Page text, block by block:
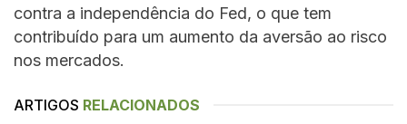
contra a independência do Fed, o que tem
contribuído para um aumento da aversão ao risco
nos mercados.
ARTIGOS RELACIONADOS